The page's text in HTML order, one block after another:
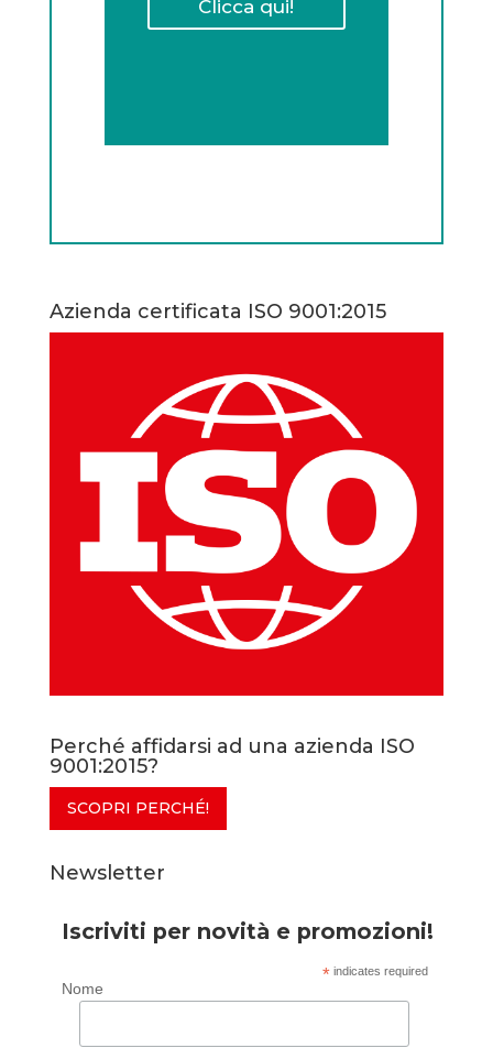
Clicca qui!
Azienda certificata ISO 9001:2015
Perché affidarsi ad una azienda ISO
9001:2015?
SCOPRI PERCHÉ!
Newsletter
Iscriviti per novità e promozioni!
* indicates required
Nome